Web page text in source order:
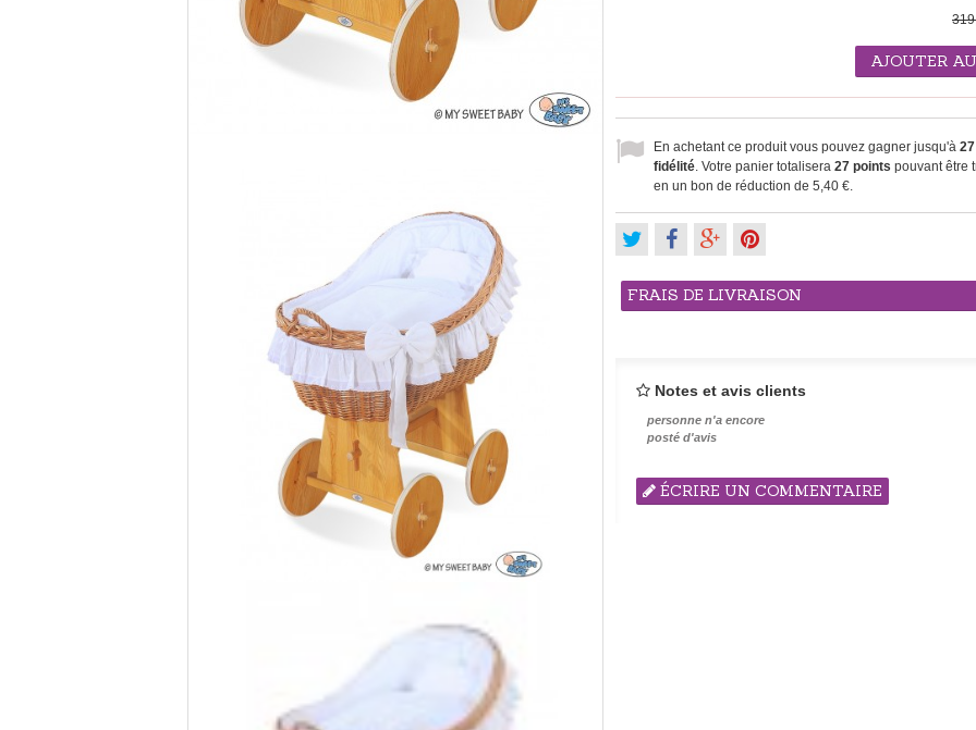
AJOUTER
En achetant ce produit vous pouvez gagner jusqu'à 27
fidélité. Votre panier totalisera 27 points pouvant être
en un bon de réduction de 5,40 €.
FRAIS DE LIVRAISON
Notes et avis clients
personne n'a encore
posté d'avis
ÉCRIRE UN COMMENTAIRE